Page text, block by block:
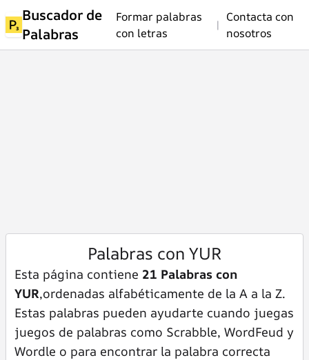
Buscador de
Palabras
Formar palabras
con letras
|
Contacta con
nosotros
Palabras con YUR
Esta página contiene 21 Palabras con
YUR,ordenadas alfabéticamente de la A a la Z.
Estas palabras pueden ayudarte cuando juegas
juegos de palabras como Scrabble, WordFeud y
Wordle o para encontrar la palabra correcta